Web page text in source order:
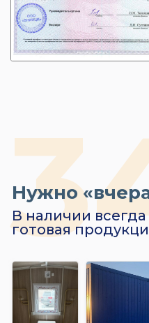
Нужно
В наличии всегда
готовая